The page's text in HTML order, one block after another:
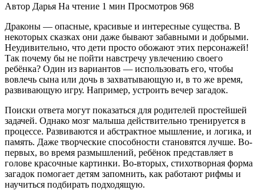
Автор Дарья На чтение 1 мин Просмотров 968
Драконы — опасные, красивые и интересные существа. В
некоторых сказках они даже бывают забавными и добрыми.
Неудивительно, что дети просто обожают этих персонажей!
Так почему бы не пойти навстречу увлечению своего
ребёнка? Один из вариантов — использовать его, чтобы
вовлечь сына или дочь в захватывающую и, в то же время,
развивающую игру. Например, устроить вечер загадок.
Поиски ответа могут показаться для родителей простейшей
задачей. Однако мозг малыша действительно тренируется в
процессе. Развиваются и абстрактное мышление, и логика, и
память. Даже творческие способности становятся лучше. Во-
первых, во время размышлений, ребёнок представляет в
голове красочные картинки. Во-вторых, стихотворная форма
загадок помогает детям запомнить, как работают рифмы и
научиться подбирать подходящую.